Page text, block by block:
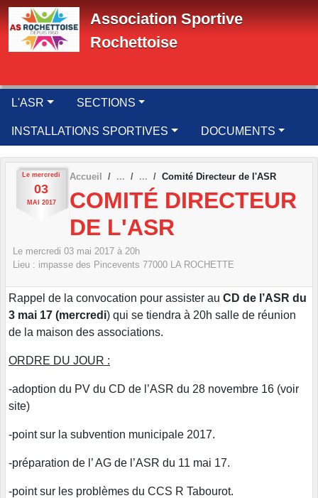
Association Sportive
Rochettoise
L'ASR SECTIONS
INSTALLATIONS SPORTIVES DOCUMENTS
Le mercredi
03
MAI 2017
Accueil Comité Directeur de l'ASR
COMITÉ DIRECTEUR
DE L'ASR
Le mercredi 03 mai 2017 à 20h
Lieu : impasse des Pincevents 77000 LA ROCHETTE
Rappel de la convocation pour assister au CD de l’ASR du
3 mai 17 (mercredi) qui se tiendra à 20h salle de réunion
de la maison des associations.
ORDRE DU JOUR :
-adoption du PV du CD de l’ASR du 28 novembre 16 (voir
site)
-point sur la subvention municipale 2017.
-préparation de l’ AG de l’ASR du 11 mai 17.
-point sur les problèmes du CCS R Tabourot.
Panneau de gestion des cookies